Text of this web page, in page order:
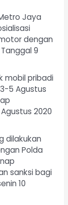
Jaya
dengan
9
mobil pribadi
5 Agustus
2020
dilakukan
Polda
sanksi bagi
10